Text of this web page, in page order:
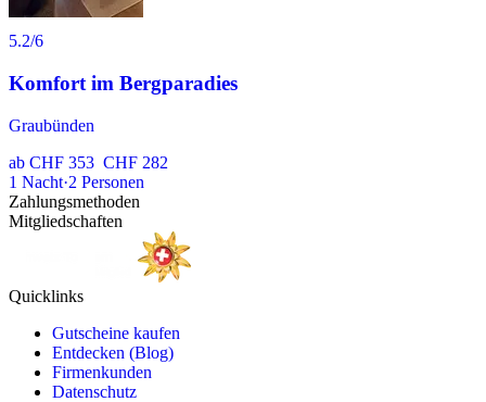
5.2/6
Komfort im Bergparadies
Graubünden
ab CHF 353 CHF 282
1 Nacht·2 Personen
Zahlungsmethoden
Mitgliedschaften
Quicklinks
Gutscheine kaufen
Entdecken (Blog)
Firmenkunden
Datenschutz